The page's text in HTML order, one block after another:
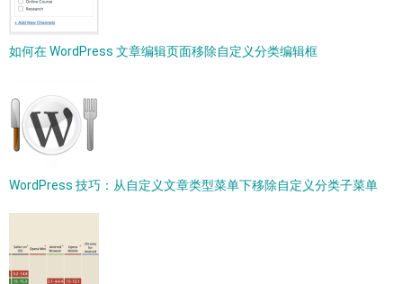
如何在 WordPress 文章编辑页面移除自定义分类编辑框
WordPress 技巧：从自定义文章类型菜单下移除自定义分类子菜单